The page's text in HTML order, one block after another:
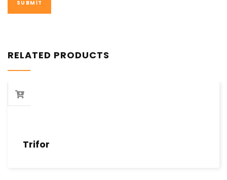
RELATED PRODUCTS
Trifor